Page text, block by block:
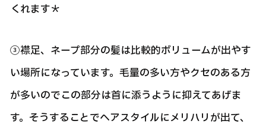
くれます＊
③襟足、ネープ部分の髪は比較的ボリュームが出やす
い場所になっています。毛量の多い方やクセのある方
が多いのでこの部分は首に添うように抑えてあげま
す。そうすることでヘアスタイルにメリハリが出て、